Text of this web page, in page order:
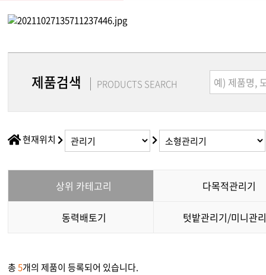
나에게 딱 맞는
제품 찾기
다목
동력
조직도
채용정보
찾아오시는길
제품검색 PRODUCTS SEARCH
현재위치
상위 카테고리 다목적관리기
동력배토기 텃밭관리기/미니관
총5개의 제품이 등록되어 있습니다.